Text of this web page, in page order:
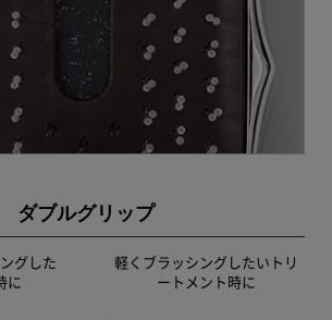
ダブルグリップ
グした
に
軽くブラッシングしたいトリ
ートメント時に